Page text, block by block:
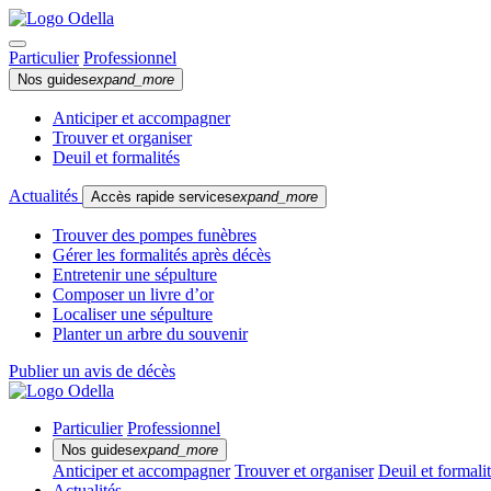
Particulier Professionnel
Nos guidesexpand_more
Anticiper et accompagner
Trouver et organiser
Deuil et formalités
Actualités Accès rapide servicesexpand_more
Trouver des pompes funèbres
Gérer les formalités après décès
Entretenir une sépulture
Composer un livre d’or
Localiser une sépulture
Planter un arbre du souvenir
Publier un avis de décès
Particulier Professionnel
Nos guidesexpand_more
Anticiper et accompagner Trouver et organiser Deuil et